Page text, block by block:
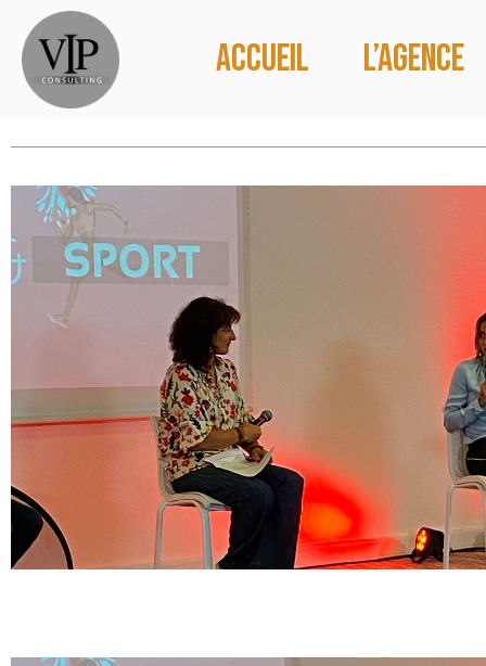
Accueil L’agence